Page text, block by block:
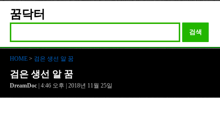
꿈닥터
검색
HOME > 검은 생선 알 꿈
검은 생선 알 꿈
DreamDoc | 4:46 오후 | 2018년 11월 25일